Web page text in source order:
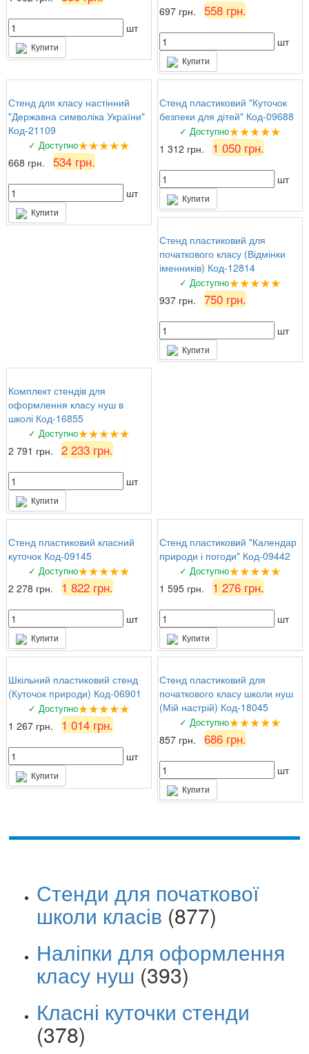
шт
Купити
697 грн. 558 грн.
шт
Купити
Стенд для класу настінний
"Державна символіка України"
Код-21109
✓ Доступно★★★★★
668 грн. 534 грн.
шт
Купити
Стенд пластиковий "Куточок
безпеки для дітей" Код-09688
✓ Доступно★★★★★
1 312 грн. 1 050 грн.
шт
Купити
Стенд пластиковий для
початкового класу (Відмінки
іменників) Код-12814
✓ Доступно★★★★★
937 грн. 750 грн.
шт
Купити
Комплект стендів для
оформлення класу нуш в
школі Код-16855
✓ Доступно★★★★★
2 791 грн. 2 233 грн.
шт
Купити
Стенд пластиковий класний
куточок Код-09145
✓ Доступно★★★★★
2 278 грн. 1 822 грн.
шт
Купити
Стенд пластиковий "Календар
природи і погоди" Код-09442
✓ Доступно★★★★★
1 595 грн. 1 276 грн.
шт
Купити
Шкільний пластиковий стенд
(Куточок природи) Код-06901
✓ Доступно★★★★★
1 267 грн. 1 014 грн.
шт
Купити
Стенд пластиковий для
початкового класу школи нуш
(Мій настрій) Код-18045
✓ Доступно★★★★★
857 грн. 686 грн.
шт
Купити
Стенди для початкової
школи класів (877)
Наліпки для оформлення
класу нуш (393)
Класні куточки стенди
(378)